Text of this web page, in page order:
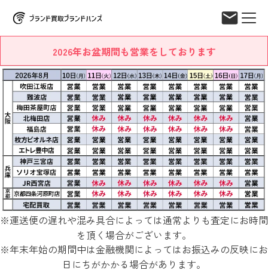
2026年お盆期間も営業をしております
※運送便の遅れや混み具合によっては通常よりも査定にお時間
を頂く場合がございます。
※年末年始の期間中は金融機関によってはお振込みの反映にお
日にちがかかる場合があります。